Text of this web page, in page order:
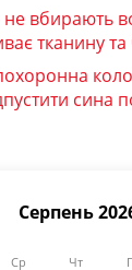
вбирають
тканину
сина
Серпень
Ср Чт